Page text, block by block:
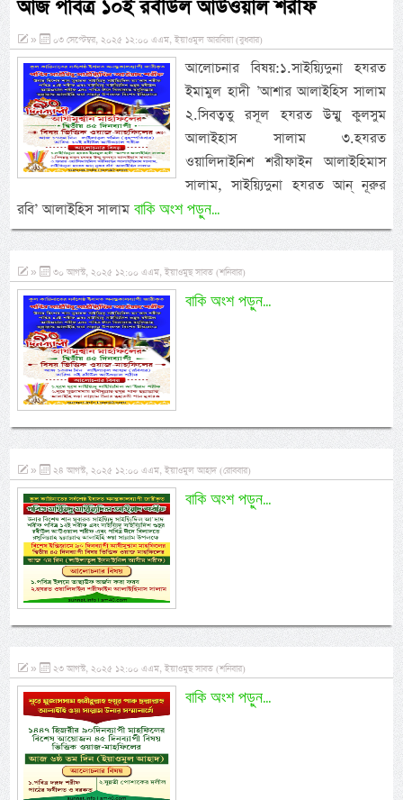
আজ পবিত্র ১০ই রবীউল আউওয়াল শরীফ
» ০৩ সেপ্টেম্বর, ২০২৫ ১২:০০ এএম, ইয়াওমুল আরবিয়া (বুধবার)
আলোচনার বিষয়:১.সাইয়্যিদুনা হযরত
ইমামুল হাদী ’আশার আলাইহিস সালাম
২.সিবত্বতু রসূল হযরত উম্মু কুলসুম
আলাইহাস সালাম ৩.হযরত
ওয়ালিদাইনিশ শরীফাইন আলাইহিমাস
সালাম, সাইয়্যিদুনা হযরত আন্ নূরুর
রবি’ আলাইহিস সালামবাকি অংশ পড়ুন...
» ৩০ আগস্ট, ২০২৫ ১২:০০ এএম, ইয়াওমুছ সাবত (শনিবার)
বাকি অংশ পড়ুন...
» ২৪ আগস্ট, ২০২৫ ১২:০০ এএম, ইয়াওমুল আহাদ (রোববার)
বাকি অংশ পড়ুন...
» ২৩ আগস্ট, ২০২৫ ১২:০০ এএম, ইয়াওমুছ সাবত (শনিবার)
বাকি অংশ পড়ুন...